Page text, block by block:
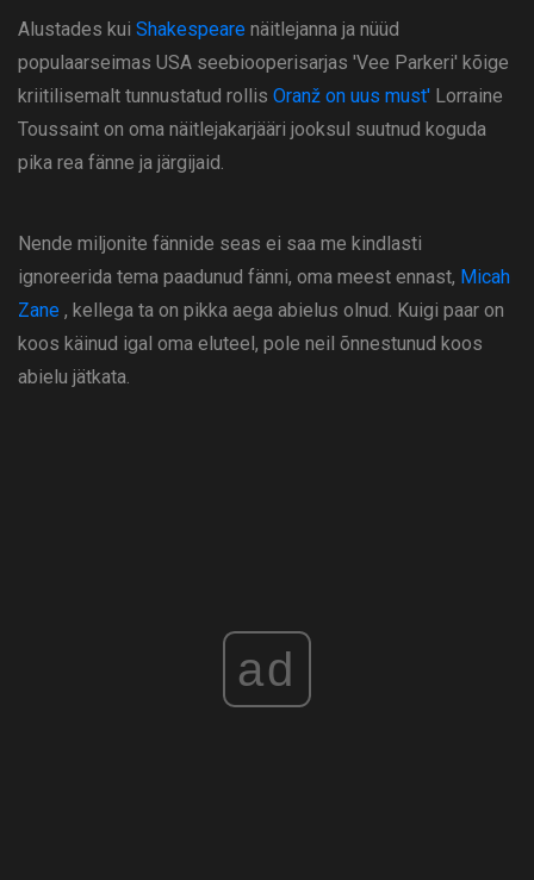
Alustades kui Shakespeare näitlejanna ja nüüd
populaarseimas USA seebiooperisarjas 'Vee Parkeri' kõige
kriitilisemalt tunnustatud rollis Oranž on uus must' Lorraine
Toussaint on oma näitlejakarjääri jooksul suutnud koguda
pika rea ​​fänne ja järgijaid.
Nende miljonite fännide seas ei saa me kindlasti
ignoreerida tema paadunud fänni, oma meest ennast, Micah
Zane , kellega ta on pikka aega abielus olnud. Kuigi paar on
koos käinud igal oma eluteel, pole neil õnnestunud koos
abielu jätkata.
ad